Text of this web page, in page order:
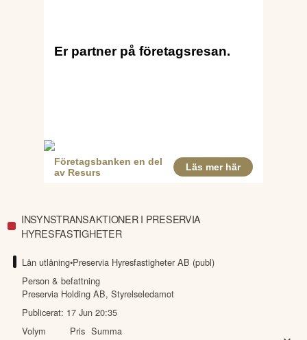
INSYNSTRANSAKTIONER I PRESERVIA
HYRESFASTIGHETER
Lån utlåning•Preservia Hyresfastigheter AB (publ)
Person & befattning
Preservia Holding AB,Styrelseledamot
Publicerat: 17 Jun 20:35
Volym
Pris Summa